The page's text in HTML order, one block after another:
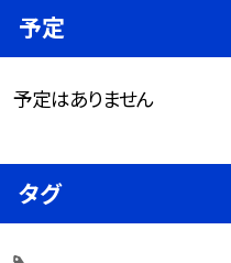
予定
予定はありません
タグ